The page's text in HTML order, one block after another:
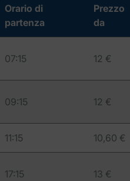
Orario di
partenza
Prezzo
da
07:15 12 €
09:15 12 €
11:15 10,60 €
17:15 13 €